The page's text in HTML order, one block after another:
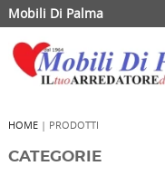
Mobili Di Palma
HOME| PRODOTTI
CATEGORIE